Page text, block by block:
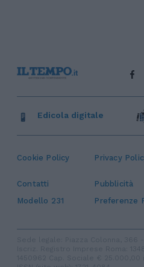
Cookie Policy Privacy
Contatti Pubblicità
Modello 231
Preferenze
Edicola digitale